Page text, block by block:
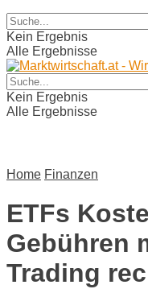
Kein Ergebnis
Alle Ergebnisse
Kein Ergebnis
Alle Ergebnisse
Home Finanzen
ETFs
Gebühren
Trading